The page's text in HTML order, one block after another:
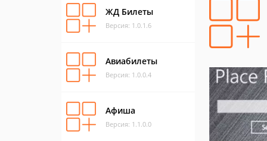
ЖД Билеты
Версия: 1.0.1.6
Авиабилеты
Версия: 1.0.0.4
Афиша
Версия: 1.1.0.0